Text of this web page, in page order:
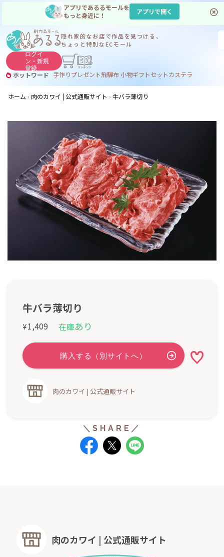
アプリであるるモールを
もっと身近に！
アプリで開く
隠れ家的なお店で作品を見つける、
ちょっと特別なECモール
ログイ
ン・新規
登録
ホットワード 手作りプレゼント飛騨布 小物ギフトセットカステラ
サヌカイト コーヒー
ジンギスカン
ホーム
肉のカワイ | 公式通販サイト 牛バラ薄切り
牛バラ薄切り
¥1,409 在庫あり
肉のカワイ | 公式通販サイト
肉のカワイ | 公式通販サイト